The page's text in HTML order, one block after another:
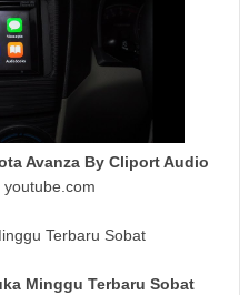
Avanza By Cliport Audio
youtube.com
Minggu Terbaru Sobat